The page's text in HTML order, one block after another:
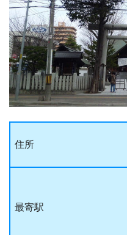
住所
最寄駅